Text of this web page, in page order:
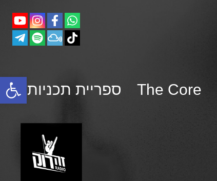
פתח סרגל נגישות The Core
ספריית תכניות